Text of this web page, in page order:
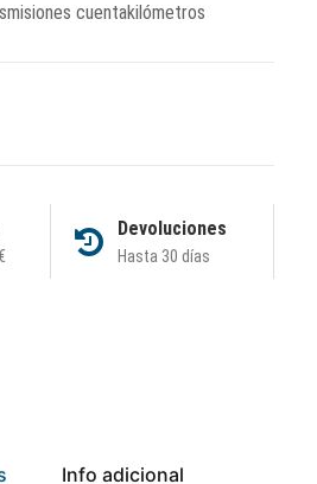
cuentakilómetros
Devoluciones
Hasta 30 días
Info adicional